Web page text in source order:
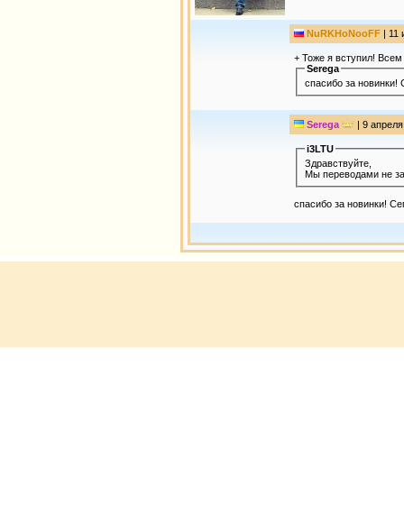
NuRKHoNooFF | 11
+ Тоже я вступил!
Seregа
спасибо за новинки!
Seregа | 9
i3LTU
Здравствуйте,
Мы переводами не
спасибо за новинки!